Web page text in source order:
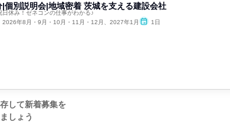
|個別説明会|地域密着 茨城を支える建設会社
休み！ゼネコンの仕事がわかる♪
2026年8月・9月・10月・11月・12月、2027年1月 1日
して新着募集を
しょう